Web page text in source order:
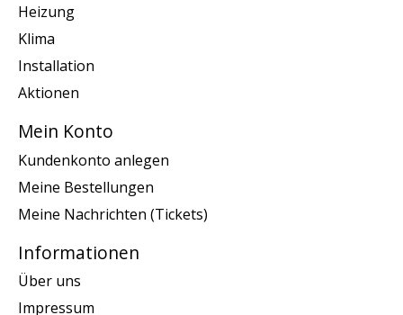
Heizung
Klima
Installation
Aktionen
Mein Konto
Kundenkonto anlegen
Meine Bestellungen
Meine Nachrichten (Tickets)
Informationen
Über uns
Impressum